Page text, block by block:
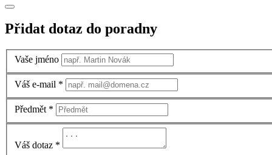
Přidat dotaz do poradny
Vaše jméno
Váš e-mail *
Předmět *
Váš dotaz *